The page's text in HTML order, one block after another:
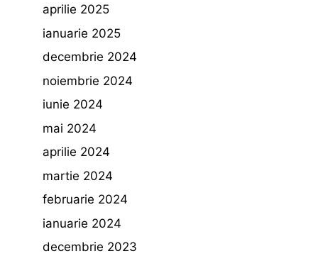
aprilie 2025
ianuarie 2025
decembrie 2024
noiembrie 2024
iunie 2024
mai 2024
aprilie 2024
martie 2024
februarie 2024
ianuarie 2024
decembrie 2023